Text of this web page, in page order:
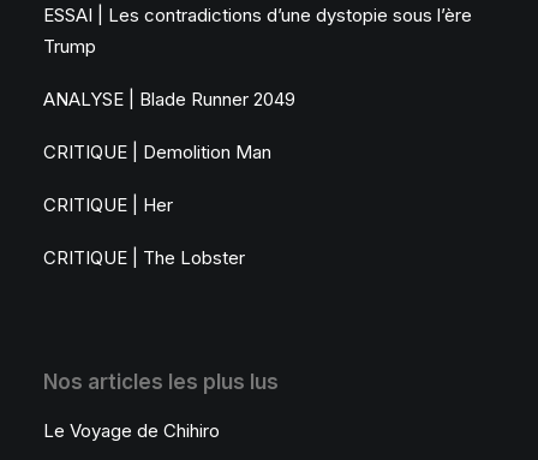
ESSAI | Les contradictions d’une dystopie sous l’ère
Trump
ANALYSE | Blade Runner 2049
CRITIQUE | Demolition Man
CRITIQUE | Her
CRITIQUE | The Lobster
Nos articles les plus lus
Le Voyage de Chihiro